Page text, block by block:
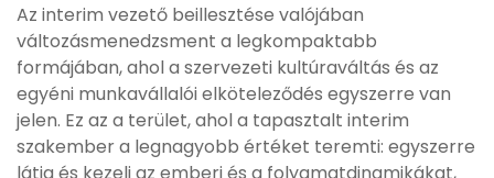
Az interim vezető beillesztése valójában
változásmenedzsment a legkompaktabb
formájában, ahol a szervezeti kultúraváltás és az
egyéni munkavállalói elköteleződés egyszerre van
jelen. Ez az a terület, ahol a tapasztalt interim
szakember a legnagyobb értéket teremti: egyszerre
látja és kezeli az emberi és a folyamatdinamikákat,